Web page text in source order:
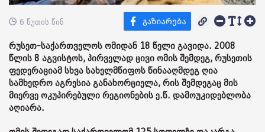
6 წუთის წინ
რუსეთ-საქართველოს ომიდან 18 წელი გავიდა. 2008
წლის 8 აგვისტოს, პირველად ცივი ომის შემდეგ, რუსეთის
ფედერაციამ სხვა სახელმწიფოს წინააღმდეგ ღია
სამხედრო აგრესია განახორციელა, რის შემდეგაც მის
მიერვე ოკუპირებული რეგიონების ე.წ. დამოუკიდებლობა
აღიარა.